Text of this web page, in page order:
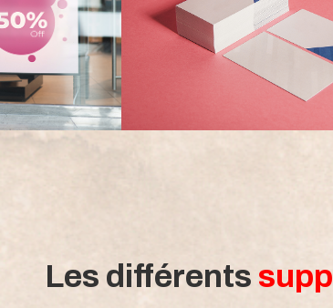
Les différents